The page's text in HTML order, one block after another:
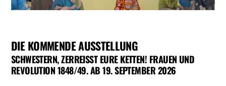
DIE KOMMENDE AUSSTELLUNG
SCHWESTERN, ZERREISST EURE KETTEN! FRAUEN UND R
EVOLUTION 1848/49. AB 19. SEPTEMBER 2026